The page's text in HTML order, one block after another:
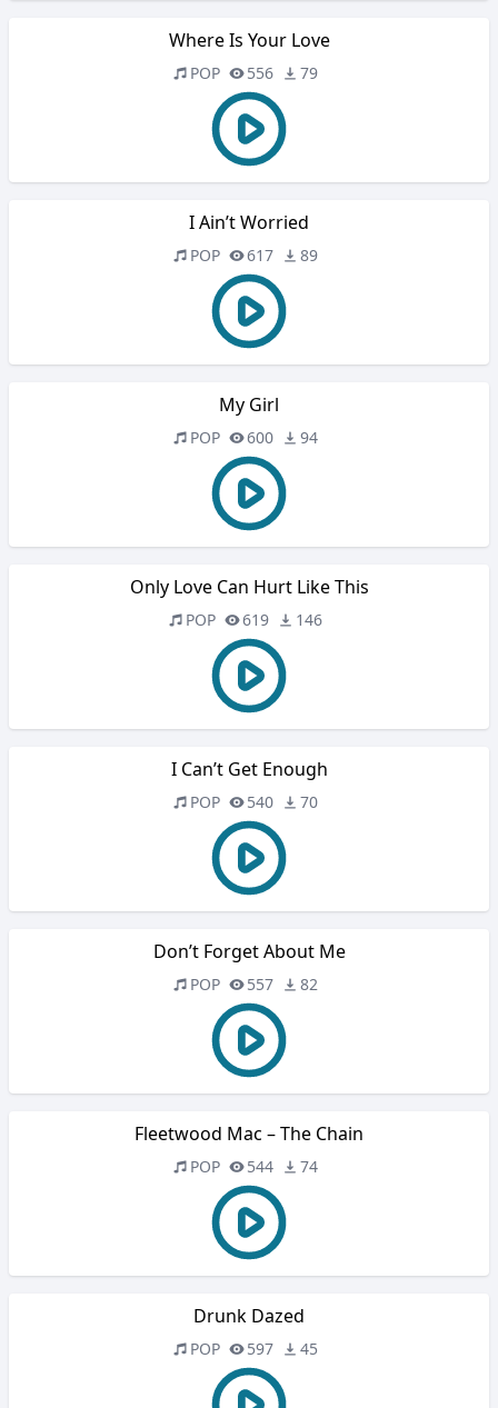
Where Is Your Love
POP 556 79
I Ain’t Worried
POP 617 89
My Girl
POP 600 94
Only Love Can Hurt Like This
POP 619 146
I Can’t Get Enough
POP 540 70
Don’t Forget About Me
POP 557 82
Fleetwood Mac – The Chain
POP 544 74
Drunk Dazed
POP 597 45